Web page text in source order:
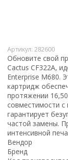
Артикул: 282600
Обновите свой
Cactus CF322A,
Enterprise M680.
картридж
протяжении
совместимости
гарантирует
частой замены.
интенсивной
Вендор
Бренд